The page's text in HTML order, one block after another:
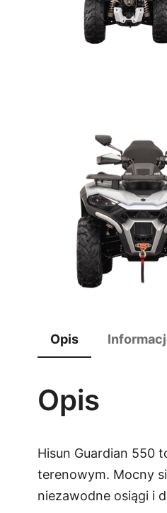
Opis
Opis
Hisun Guardian 550
terenowym. Mocny
niezawodne osiągi i